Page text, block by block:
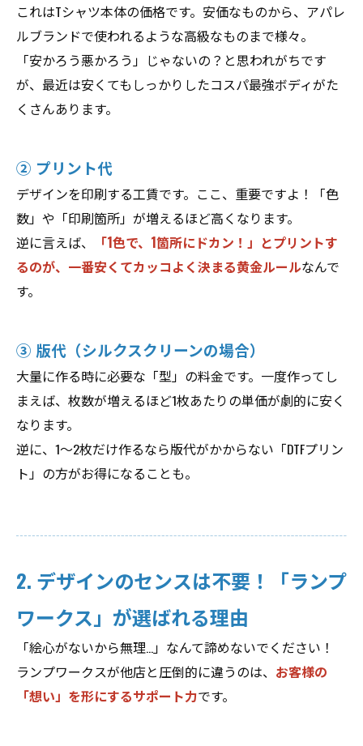
これはTシャツ本体の価格です。安価なものから、アパレ
ルブランドで使われるような高級なものまで様々。
「安かろう悪かろう」じゃないの？と思われがちです
が、最近は安くてもしっかりしたコスパ最強ボディがた
くさんあります。
② プリント代
デザインを印刷する工賃です。ここ、重要ですよ！「色
数」や「印刷箇所」が増えるほど高くなります。
逆に言えば、
「1色で、1箇所にドカン！」とプリントす
るのが、一番安くてカッコよく決まる黄金ルールなんで
す。
③ 版代（シルクスクリーンの場合）
大量に作る時に必要な「型」の料金です。一度作ってし
まえば、枚数が増えるほど1枚あたりの単価が劇的に安く
なります。
逆に、1〜2枚だけ作るなら版代がかからない「DTFプリン
ト」の方がお得になることも。
2. デザインのセンスは不要！「ランプ
ワークス」が選ばれる理由
「絵心がないから無理...」なんて諦めないでください！
ランプワークスが他店と圧倒的に違うのは、 お客様の
「想い」を形にするサポート力です。